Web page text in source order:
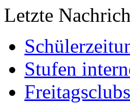
Letzte
Stufen